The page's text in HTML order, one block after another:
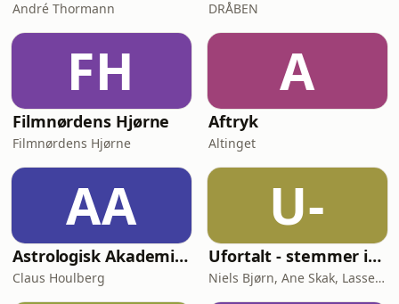
André Thormann DRÅBEN
FH
Filmnørdens Hjørne
Filmnørdens Hjørne
A
Aftryk
Altinget
AA
Astrologisk Akademi's Podcast
Claus Houlberg
U-
Ufortalt - stemmer indefra
Niels Bjørn, Ane Skak, Lasse Soll Sunde